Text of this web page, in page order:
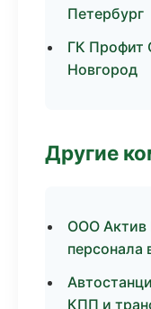
Петербург
ГК Профит
Новгород
Другие
ООО Актив
КПП и